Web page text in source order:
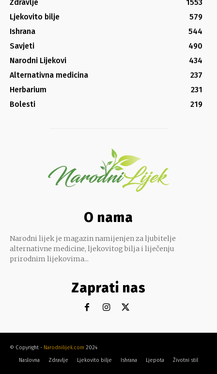
Zdravlje
1553
Ljekovito bilje
579
Ishrana
544
Savjeti
490
Narodni Lijekovi
434
Alternativna medicina
237
Herbarium
231
Bolesti
219
O nama
Narodni lijek je magazin namijenjen za ljubitelje
alternativne medicine, ljekovitog bilja i liječenju
prirodnim lijekovima...
Zaprati nas
© Copyright - Narodnilijek.com 2024
Naslovna
Zdravlje Ljekovito bilje Ishrana Ljepota Životni stil